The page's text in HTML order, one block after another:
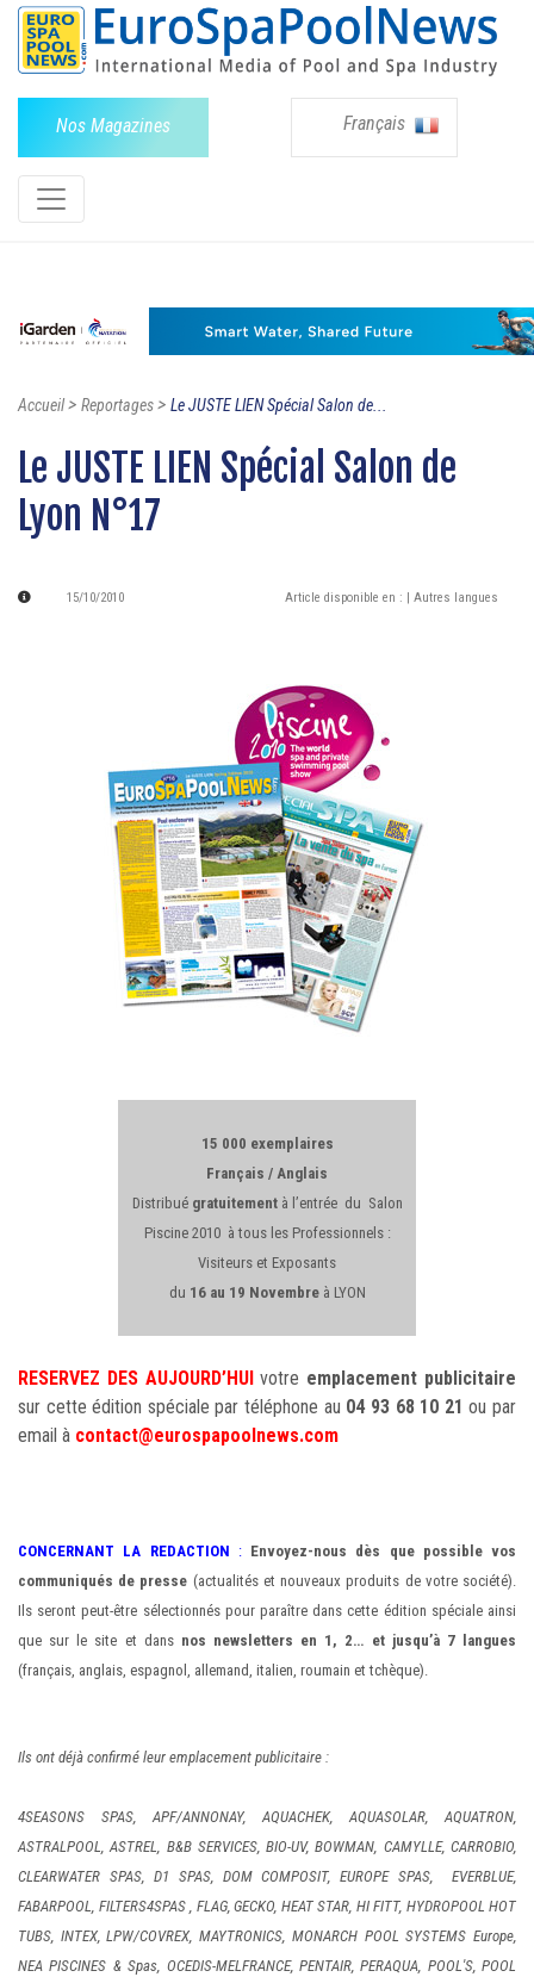
Nos Magazines Français
Accueil> Reportages> Le JUSTE LIEN Spécial Salon de...
Le JUSTE LIEN Spécial Salon de
Lyon N°17
15/10/2010 Article disponible en : | Autres langues
15 000 exemplaires
Français / Anglais
Distribué gratuitement à l’entrée du Salon
Piscine 2010 à tous les Professionnels :
Visiteurs et Exposants
du 16 au 19 Novembre à LYON
RESERVEZ DES AUJOURD’HUI votre emplacement publicitaire
sur cette édition spéciale par téléphone au 04 93 68 10 21 ou par
email à contact@eurospapoolnews.com
CONCERNANT LA REDACTION : Envoyez-nous dès que possible vos
communiqués de presse (actualités et nouveaux produits de votre société).
Ils seront peut-être sélectionnés pour paraître dans cette édition spéciale ainsi
que sur le site et dans nos newsletters en 1, 2… et jusqu’à 7 langues
(français, anglais, espagnol, allemand, italien, roumain et tchèque).
Ils ont déjà confirmé leur emplacement publicitaire :
4SEASONS SPAS, APF/ANNONAY, AQUACHEK, AQUASOLAR, AQUATRON,
ASTRALPOOL, ASTREL, B&B SERVICES, BIO-UV, BOWMAN, CAMYLLE, CARROBIO,
CLEARWATER SPAS, D1 SPAS, DOM COMPOSIT, EUROPE SPAS, EVERBLUE,
FABARPOOL, FILTERS4SPAS , FLAG, GECKO, HEAT STAR, HI FITT, HYDROPOOL HOT
TUBS, INTEX, LPW/COVREX, MAYTRONICS, MONARCH POOL SYSTEMS Europe,
NEA PISCINES & Spas, OCEDIS-MELFRANCE, PENTAIR, PERAQUA, POOL'S, POOL